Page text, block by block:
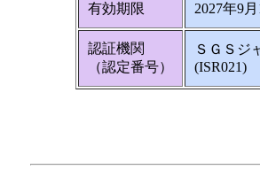
有効期限 2027年9
認証機関
（認定番号）
ＳＧＳジ
(ISR021)